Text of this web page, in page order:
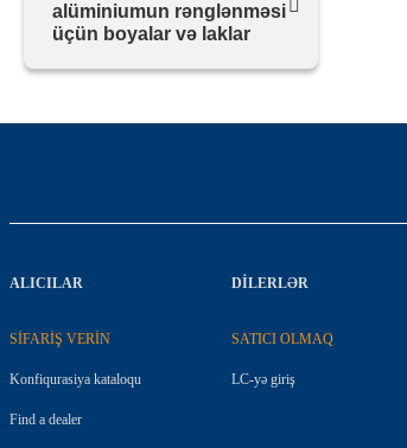
alüminiumun rənglənməsi
üçün boyalar və laklar
ALICILAR
SİFARİŞ VERİN
Konfiqurasiya kataloqu
Find a dealer
DILERLƏR
SATICI OLMAQ
LC-yə giriş